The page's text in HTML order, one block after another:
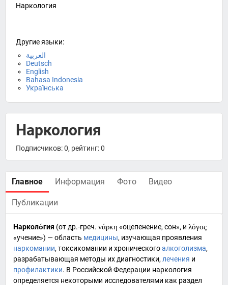
Наркология
Другие языки:
العربية
Deutsch
English
Bahasa Indonesia
Українська
Наркология
Подписчиков: 0, рейтинг: 0
Главное Информация Фото Видео
Публикации
Нарколо́гия (от др.-греч. νάρκη «оцепенение, сон», и λόγος
«учение») — область медицины, изучающая проявления
наркомании, токсикомании и хроническогоалкоголизма,
разрабатывающая методы их диагностики, лечения и
профилактики. В Российской Федерации наркология
определяется некоторыми исследователями как раздел